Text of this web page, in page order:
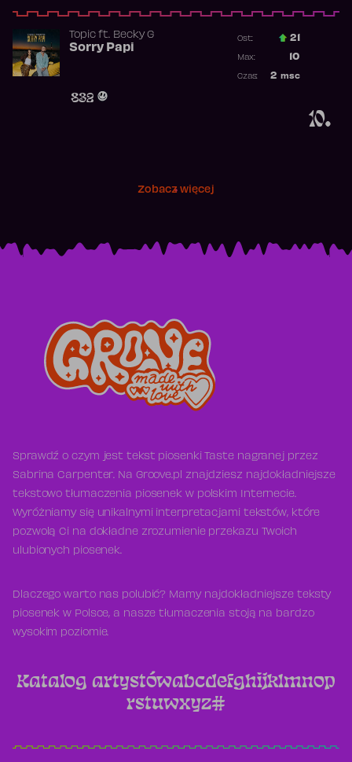
10.
Topicft. Becky G
Sorry Papi
832
Ost.: 21
10
Max:
2 msc
Czas:
Zobacz więcej
Sprawdź o czym jest tekst piosenki Taste nagranej przez
Sabrina Carpenter. Na Groove.pl znajdziesz najdokładniejsze
tekstowo tłumaczenia piosenek w polskim Internecie.
Wyróżniamy się unikalnymi interpretacjami tekstów, które
pozwolą Ci na dokładne zrozumienie przekazu Twoich
ulubionych piosenek.
Dlaczego warto nas polubić? Mamy najdokładniejsze teksty
piosenek w Polsce, a nasze tłumaczenia stoją na bardzo
wysokim poziomie.
Katalog artystówabcdefghijklmnop
rstuwxyz#